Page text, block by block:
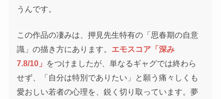
うんです。
この作品の凄みは、押見先生特有の「思春期の自意
識」の描き方にあります。 エモスコア「深み
7.8/10」
をつけましたが、単なるギャグでは終わら
せず、「自分は特別でありたい」と願う痛々しくも
愛おしい若者の心理を、鋭く切り取っています。夢